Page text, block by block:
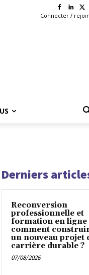
Connecter /
Derniers
Reconversion
professionnelle et
formation en ligne
comment
un nouveau projet
carrière durable ?
07/08/2026